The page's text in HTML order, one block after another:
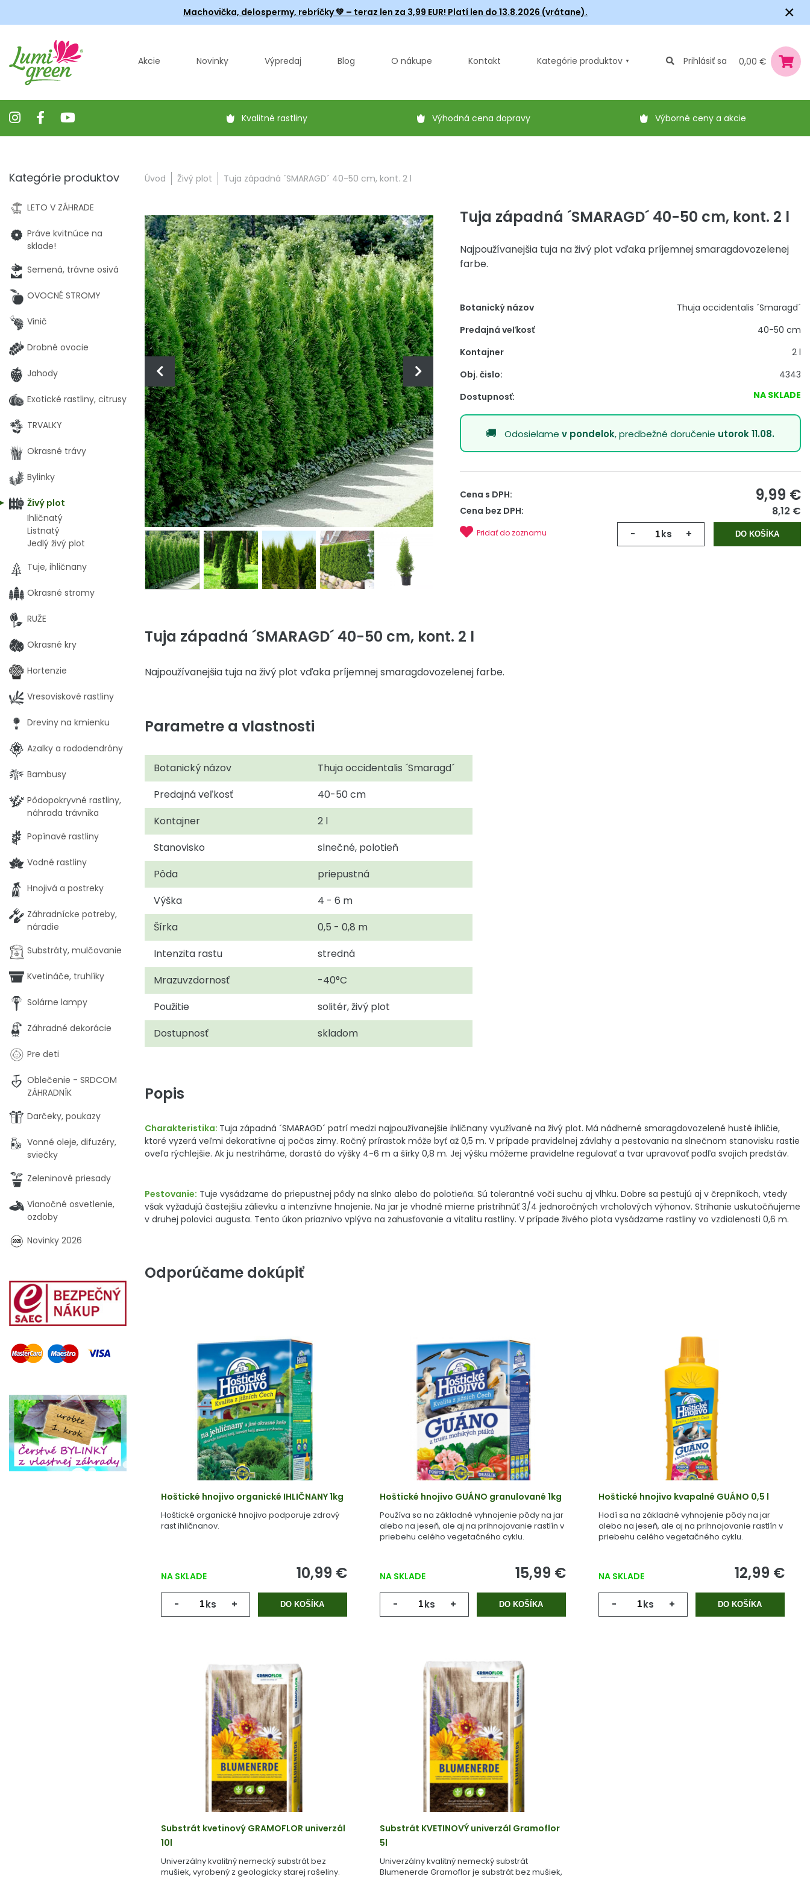
Machovička, delospermy, rebríčky💚 – teraz len za 3,99 EUR! Platí len do 13.8.2026 (vrátane). ×
Akcie Novinky Výpredaj Blog O nákupe Kontakt Kategórie produktov Prihlásiť sa 0,00 €
Kvalitné rastliny Výhodná cena dopravy Výborné ceny a akcie
Úvod Živý plot Tuja západná ´SMARAGD´ 40-50 cm, kont. 2 l
Tuja západná ´SMARAGD´ 40-50 cm, kont. 2 l
Najpoužívanejšia tuja na živý plot vďaka príjemnej smaragdovozelenej
farbe.
Botanický názov
Thuja occidentalis ´Smaragd´
Predajná veľkosť
40-50 cm
Kontajner
2 l
Obj. čislo:
4343
Dostupnosť:
NA SKLADE
Odosielamev pondelok, predbežné doručenie utorok 11.08.
Cena s DPH: 9,99 €
Cena bez DPH: 8,12 €
- ks + DO KOŠÍKA
Pridať do zoznamu
Tuja západná ´SMARAGD´ 40-50 cm, kont. 2 l
Najpoužívanejšia tuja na živý plot vďaka príjemnej smaragdovozelenej farbe.
Parametre a vlastnosti
Botanický názov
Thuja occidentalis ´Smaragd´
Predajná veľkosť
40-50 cm
Kontajner
2 l
Stanovisko
slnečné, polotieň
Pôda
priepustná
Výška
4 - 6 m
Šírka
0,5 - 0,8 m
Intenzita rastu
stredná
Mrazuvzdornosť
-40°C
Použitie
solitér, živý plot
Dostupnosť
skladom
Popis
Charakteristika: Tuja západná ´SMARAGD´ patrí medzi najpoužívanejšie ihličnany využívané na živý plot. Má nádherné smaragdovozelené husté ihličie,
ktoré vyzerá veľmi dekoratívne aj počas zimy. Ročný prírastok môže byť až 0,5 m. V prípade pravidelnej závlahy a pestovania na slnečnom stanovisku rastie
oveľa rýchlejšie. Ak ju nestriháme, dorastá do výšky 4-6 m a šírky 0,8 m. Jej výšku môžeme pravidelne regulovať a tvar upravovať podľa svojich predstáv.
Pestovanie: Tuje vysádzame do priepustnej pôdy na slnko alebo do polotieňa. Sú tolerantné voči suchu aj vlhku. Dobre sa pestujú aj v črepníkoch, vtedy
však vyžadujú častejšiu zálievku a intenzívne hnojenie. Na jar je vhodné mierne pristrihnúť 3/4 jednoročných vrcholových výhonov. Strihanie uskutočňujeme
v druhej polovici augusta. Tento úkon priaznivo vplýva na zahusťovanie a vitalitu rastliny. V prípade živého plota vysádzame rastliny vo vzdialenosti 0,6 m.
Odporúčame dokúpiť
Hoštické hnojivo organické IHLIČNANY 1kg
Hoštické organické hnojivo podporuje zdravý
rast ihličnanov.
NA SKLADE 10,99 €
- ks + DO KOŠÍKA
Hoštické hnojivo GUÁNO granulované 1kg
Používa sa na základné vyhnojenie pôdy na jar
alebo na jeseň, ale aj na prihnojovanie rastlín v
priebehu celého vegetačného cyklu.
NA SKLADE 15,99 €
- ks + DO KOŠÍKA
Hoštické hnojivo kvapalné GUÁNO 0,5 l
Hodí sa na základné vyhnojenie pôdy na jar
alebo na jeseň, ale aj na prihnojovanie rastlín v
priebehu celého vegetačného cyklu.
NA SKLADE 12,99 €
- ks + DO KOŠÍKA
Substrát kvetinový GRAMOFLOR univerzál
10l
Univerzálny kvalitný nemecký substrát bez
mušiek, vyrobený z geologicky starej rašeliny.
Substrát KVETINOVÝ univerzál Gramoflor
5l
Univerzálny kvalitný nemecký substrát
Blumenerde Gramoflor je substrát bez mušiek,
Kategórie produktov
LETO V ZÁHRADE
Práve kvitnúce na
sklade!
Semená, trávne osivá
OVOCNÉ STROMY
Vinič
Drobné ovocie
Jahody
Exotické rastliny, citrusy
TRVALKY
Okrasné trávy
Bylinky
Živý plot
Ihličnatý
Listnatý
Jedlý živý plot
Tuje, ihličnany
Okrasné stromy
RUŽE
Okrasné kry
Hortenzie
Vresoviskové rastliny
Dreviny na kmienku
Azalky a rododendróny
Bambusy
Pôdopokryvné rastliny,
náhrada trávnika
Popínavé rastliny
Vodné rastliny
Hnojivá a postreky
Záhradnícke potreby,
náradie
Substráty, mulčovanie
Kvetináče, truhlíky
Solárne lampy
Záhradné dekorácie
Pre deti
Oblečenie - SRDCOM
ZÁHRADNÍK
Darčeky, poukazy
Vonné oleje, difuzéry,
sviečky
Zeleninové priesady
Vianočné osvetlenie,
ozdoby
Novinky 2026